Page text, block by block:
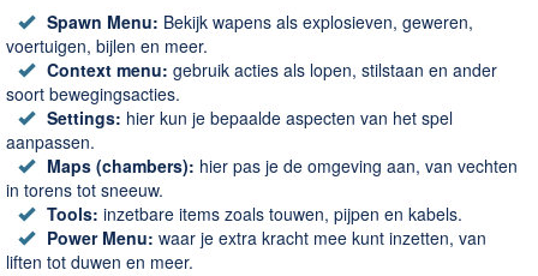
Spawn Menu: Bekijk wapens als explosieven, geweren,
voertuigen, bijlen en meer.
Context menu: gebruik acties als lopen, stilstaan en ander
soort bewegingsacties.
Settings: hier kun je bepaalde aspecten van het spel
aanpassen.
Maps (chambers): hier pas je de omgeving aan, van vechten
in torens tot sneeuw.
Tools: inzetbare items zoals touwen, pijpen en kabels.
Power Menu: waar je extra kracht mee kunt inzetten, van
liften tot duwen en meer.